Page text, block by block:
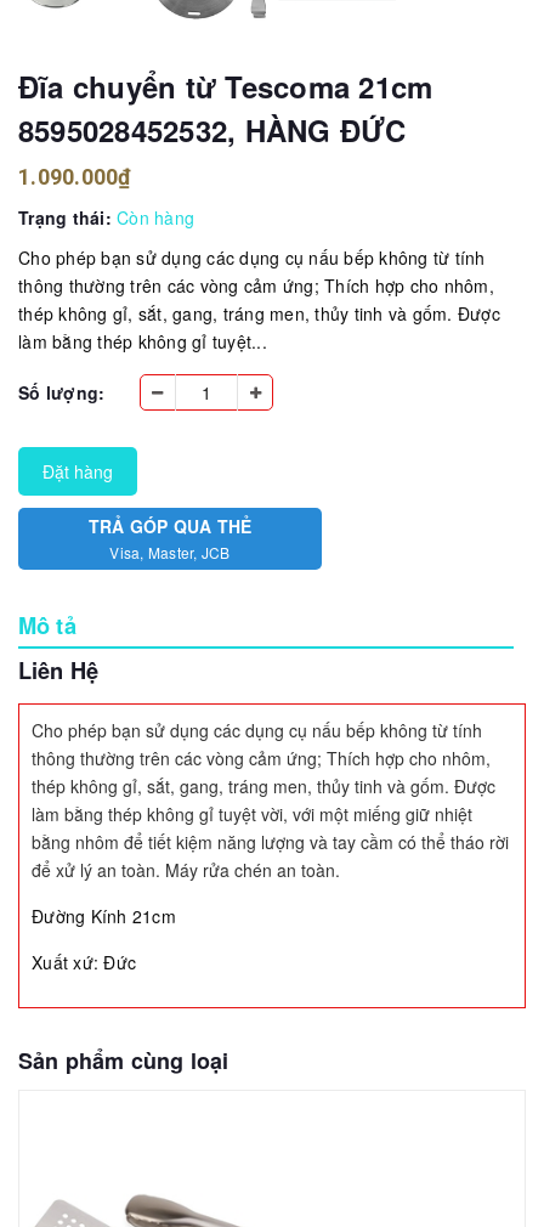
Đĩa chuyển từ Tescoma 21cm
8595028452532, HÀNG ĐỨC
1.090.000₫
Trạng thái: Còn hàng
Cho phép bạn sử dụng các dụng cụ nấu bếp không từ tính
thông thường trên các vòng cảm ứng; Thích hợp cho nhôm,
thép không gỉ, sắt, gang, tráng men, thủy tinh và gốm. Được
làm bằng thép không gỉ tuyệt...
Số lượng:
Đặt hàng
TRẢ GÓP QUA THẺ
Visa, Master, JCB
Mô tả
Liên Hệ
Cho phép bạn sử dụng các dụng cụ nấu bếp không từ tính
thông thường trên các vòng cảm ứng; Thích hợp cho nhôm,
thép không gỉ, sắt, gang, tráng men, thủy tinh và gốm. Được
làm bằng thép không gỉ tuyệt vời, với một miếng giữ nhiệt
bằng nhôm để tiết kiệm năng lượng và tay cầm có thể tháo rời
để xử lý an toàn. Máy rửa chén an toàn.
Đường Kính 21cm
Xuất xứ: Đức
Sản phẩm cùng loại